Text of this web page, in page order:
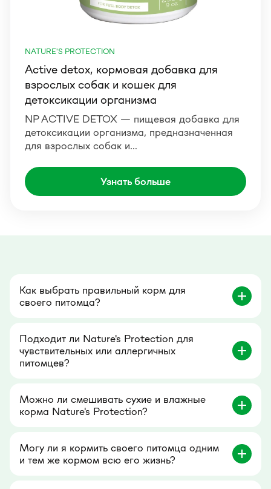
NATURE'S PROTECTION
Active detox, кормовая добавка для
взрослых собак и кошек для
детоксикации организма
NP ACTIVE DETOX — пищевая добавка для
детоксикации организма, предназначенная
для взрослых собак и…
Узнать больше
Как выбрать правильный корм для
своего питомца?
Подходит ли Nature's Protection для
чувствительных или аллергичных
питомцев?
Можно ли смешивать сухие и влажные
корма Nature's Protection?
Могу ли я кормить своего питомца одним
и тем же кормом всю его жизнь?